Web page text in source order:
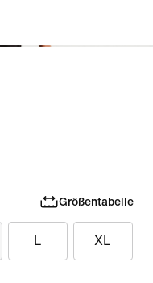
Größentabelle
L XL